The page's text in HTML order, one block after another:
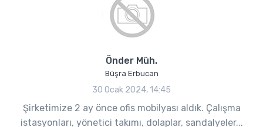
Önder Müh.
Büşra Erbucan
30 Ocak 2024, 14:45
Şirketimize 2 ay önce ofis mobilyası aldık. Çalışma
istasyonları, yönetici takımı, dolaplar, sandalyeler...